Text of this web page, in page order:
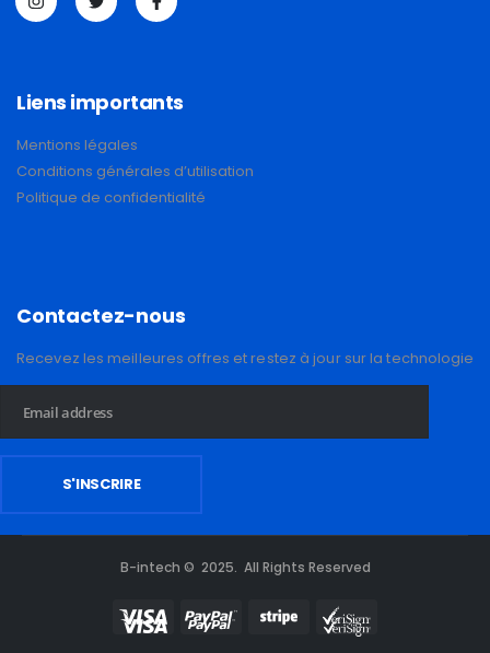
Liens importants
Mentions légales
Conditions générales d’utilisation
Politique de confidentialité
Contactez-nous
Recevez les meilleures offres et restez à jour sur la technologie
B-intech © 2025. All Rights Reserved